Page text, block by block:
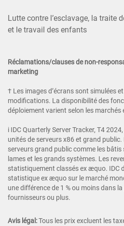
Lutte contre l’esclavage, la traite
et le travail des enfants
Réclamations/clauses de non-
marketing
† Les images d’écrans sont simulées
modifications. La disponibilité des
déploiement varient selon les marchés
i IDC Quarterly Server Tracker, T4
unités de serveurs x86 et grand
serveurs grand public comme les
lames et les grands systèmes. Les
statistiquement classés ex æquo. IDC
statistique ex æquo sur le marché
une différence de 1 % ou moins dans
fournisseurs ou plus.
Avis légal:Tous les prix excluent les